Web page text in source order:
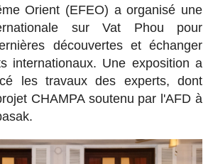
Orient (EFEO) a organisé une
sur Vat Phou pour
découvertes et échanger
internationaux. Une exposition a
les travaux des experts, dont
CHAMPA soutenu par l'AFD à